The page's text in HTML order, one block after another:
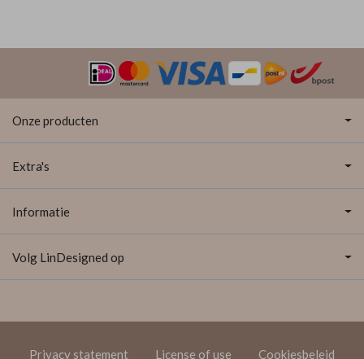
Onze producten
Extra's
Informatie
Volg LinDesigned op
Privacy statement License of use Cookiesbeleid